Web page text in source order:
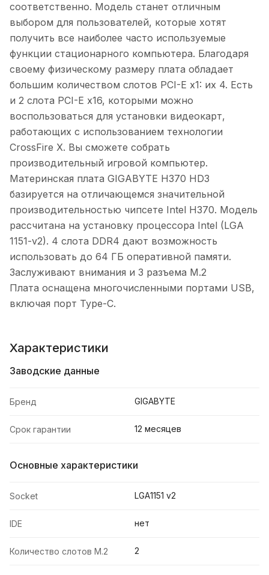
соответственно. Модель станет отличным
выбором для пользователей, которые хотят
получить все наиболее часто используемые
функции стационарного компьютера. Благодаря
своему физическому размеру плата обладает
большим количеством слотов PCI-E x1: их 4. Есть
и 2 слота PCI-E x16, которыми можно
воспользоваться для установки видеокарт,
работающих с использованием технологии
CrossFire X. Вы сможете собрать
производительный игровой компьютер.
Материнская плата GIGABYTE H370 HD3
базируется на отличающемся значительной
производительностью чипсете Intel H370. Модель
рассчитана на установку процессора Intel (LGA
1151-v2). 4 слота DDR4 дают возможность
использовать до 64 ГБ оперативной памяти.
Заслуживают внимания и 3 разъема M.2
Плата оснащена многочисленными портами USB,
включая порт Type-C.
Характеристики
Заводские данные
Бренд GIGABYTE
Срок гарантии 12 месяцев
Основные характеристики
Socket LGA1151 v2
IDE нет
Количество слотов M.2 2